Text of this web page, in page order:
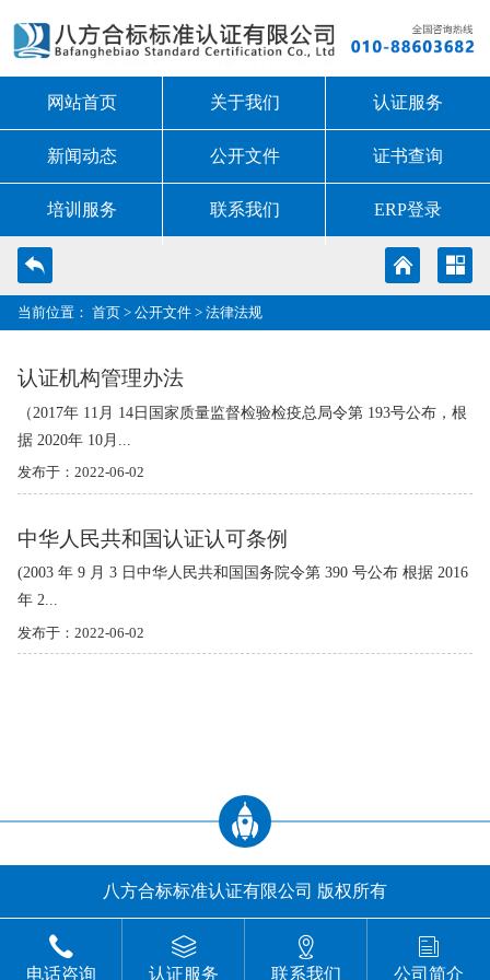
网站首页 关于我们 认证服务
新闻动态 公开文件 证书查询
培训服务 联系我们 ERP登录
当前位置： 首页 > 公开文件 > 法律法规
认证机构管理办法
（2017年 11月 14日国家质量监督检验检疫总局令第 193号公布，根
据 2020年 10月...
发布于：2022-06-02
中华人民共和国认证认可条例
(2003 年 9 月 3 日中华人民共和国国务院令第 390 号公布 根据 2016
年 2...
发布于：2022-06-02
八方合标标准认证有限公司 版权所有
电话咨询 认证服务 联系我们 公司简介